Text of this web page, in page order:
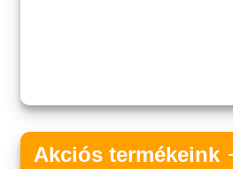
Akciós termékeink